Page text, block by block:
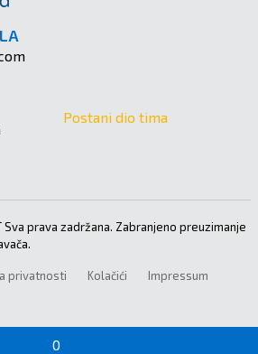
0
Postani dio tima
prava zadržana. Zabranjeno preuzimanje
privatnosti Kolačići Impressum